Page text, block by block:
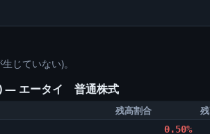
じていない)。
) ― エータイ 普通株式
残高割合
0.50%